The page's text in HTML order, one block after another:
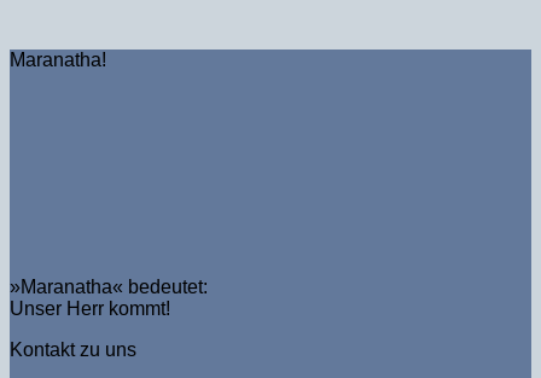
Maranatha!
»Maranatha« bedeutet:
Unser Herr kommt!
Kontakt zu uns